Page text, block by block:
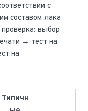
с
составом лака
выбор
→ тест на
на
Типичн